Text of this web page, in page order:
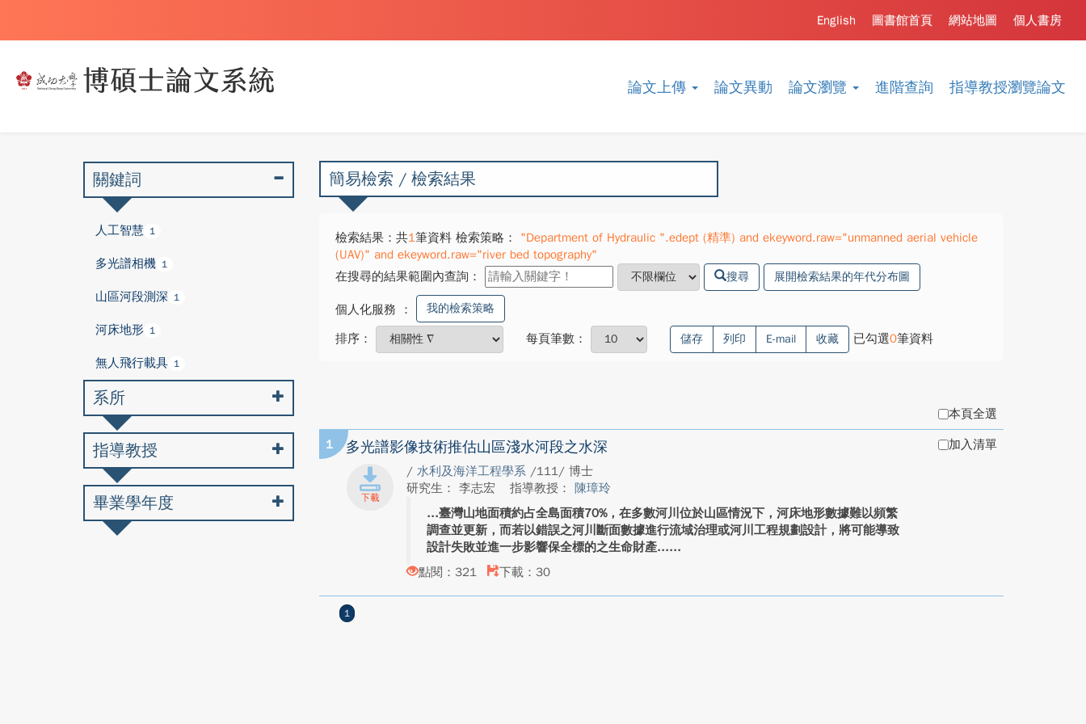
論文上傳 論文異動 論文瀏覽 進階查詢 指導教授瀏覽論文
個人書房
網站地圖
圖書館首頁
English
簡易檢索 / 檢索結果
檢索結果：共1筆資料 檢索策略：
"Department of Hydraulic ".edept (精準) and ekeyword.raw="unmanned aerial vehicle
(UAV)" and ekeyword.raw="river bed topography"
在搜尋的結果範圍內查詢：
搜尋 展開檢索結果的年代分布圖
個人化服務 ： 我的檢索策略
排序： 每頁筆數： 儲存 列印 E-mail 收藏 已勾選0筆資料
本頁全選
1 多光譜影像技術推估山區淺水河段之水深
/ 水利及海洋工程學系 /111/ 博士
研究生： 李志宏
指導教授： 陳璋玲
臺灣山地面積約占全島面積70%，在多數河川位於山區情況下，河床地形數據難以頻繁
調查並更新，而若以錯誤之河川斷面數據進行流域治理或河川工程規劃設計，將可能導致
設計失敗並進一步影響保全標的之生命財產...
點閱：321
下載：30
加入清單
1
關鍵詞
人工智慧 1
多光譜相機 1
山區河段測深 1
河床地形 1
無人飛行載具 1
系所
指導教授
畢業學年度